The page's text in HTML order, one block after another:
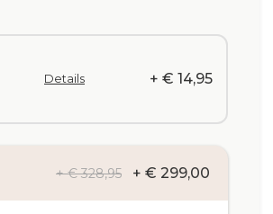
Details + € 14,95
+ € 328,95 + € 299,00